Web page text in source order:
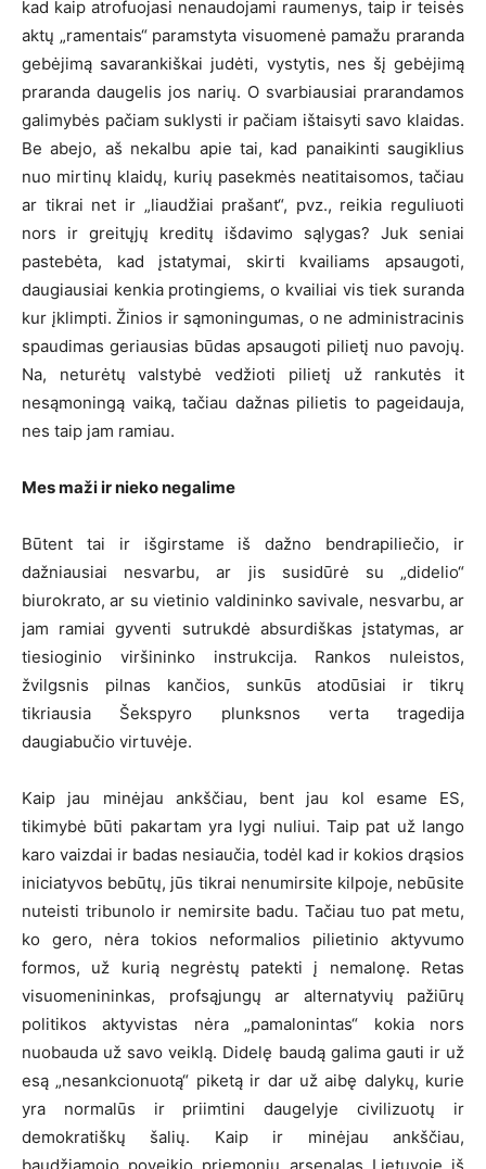
kad kaip atrofuojasi nenaudojami raumenys, taip ir teisės
aktų „ramentais“ paramstyta visuomenė pamažu praranda
gebėjimą savarankiškai judėti, vystytis, nes šį gebėjimą
praranda daugelis jos narių. O svarbiausiai prarandamos
galimybės pačiam suklysti ir pačiam ištaisyti savo klaidas.
Be abejo, aš nekalbu apie tai, kad panaikinti saugiklius
nuo mirtinų klaidų, kurių pasekmės neatitaisomos, tačiau
ar tikrai net ir „liaudžiai prašant“, pvz., reikia reguliuoti
nors ir greitųjų kreditų išdavimo sąlygas? Juk seniai
pastebėta, kad įstatymai, skirti kvailiams apsaugoti,
daugiausiai kenkia protingiems, o kvailiai vis tiek suranda
kur įklimpti. Žinios ir sąmoningumas, o ne administracinis
spaudimas geriausias būdas apsaugoti pilietį nuo pavojų.
Na, neturėtų valstybė vedžioti pilietį už rankutės it
nesąmoningą vaiką, tačiau dažnas pilietis to pageidauja,
nes taip jam ramiau.
Mes maži ir nieko negalime
Būtent tai ir išgirstame iš dažno bendrapiliečio, ir
dažniausiai nesvarbu, ar jis susidūrė su „didelio“
biurokrato, ar su vietinio valdininko savivale, nesvarbu, ar
jam ramiai gyventi sutrukdė absurdiškas įstatymas, ar
tiesioginio viršininko instrukcija. Rankos nuleistos,
žvilgsnis pilnas kančios, sunkūs atodūsiai ir tikrų
tikriausia Šekspyro plunksnos verta tragedija
daugiabučio virtuvėje.
Kaip jau minėjau ankščiau, bent jau kol esame ES,
tikimybė būti pakartam yra lygi nuliui. Taip pat už lango
karo vaizdai ir badas nesiaučia, todėl kad ir kokios drąsios
iniciatyvos bebūtų, jūs tikrai nenumirsite kilpoje, nebūsite
nuteisti tribunolo ir nemirsite badu. Tačiau tuo pat metu,
ko gero, nėra tokios neformalios pilietinio aktyvumo
formos, už kurią negrėstų patekti į nemalonę. Retas
visuomenininkas, profsąjungų ar alternatyvių pažiūrų
politikos aktyvistas nėra „pamalonintas“ kokia nors
nuobauda už savo veiklą. Didelę baudą galima gauti ir už
esą „nesankcionuotą“ piketą ir dar už aibę dalykų, kurie
yra normalūs ir priimtini daugelyje civilizuotų ir
demokratiškų šalių. Kaip ir minėjau ankščiau,